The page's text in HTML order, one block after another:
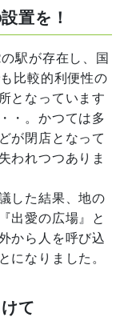
置を！
駅が存在し、国
比較的利便性の
となっています
・。かつては多
が閉店となって
われつつありま
した結果、地の
出愛の広場』と
から人を呼び込
になりました。
て